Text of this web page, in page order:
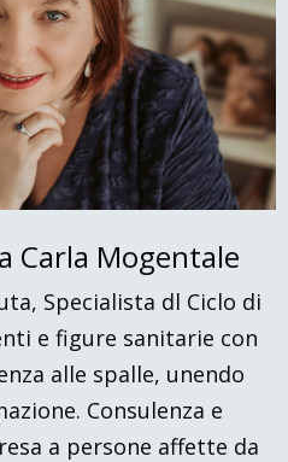
Carla Mogentale
Specialista dl Ciclo di
e figure sanitarie con
alle spalle, unendo
Consulenza e
a persone affette da